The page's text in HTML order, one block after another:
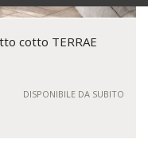
cotto TERRAE
DISPONIBILE DA SUBITO